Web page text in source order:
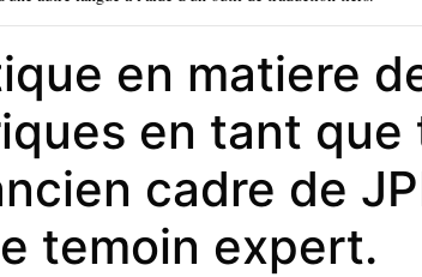
en matiere
en tant que
cadre de
temoin expert.